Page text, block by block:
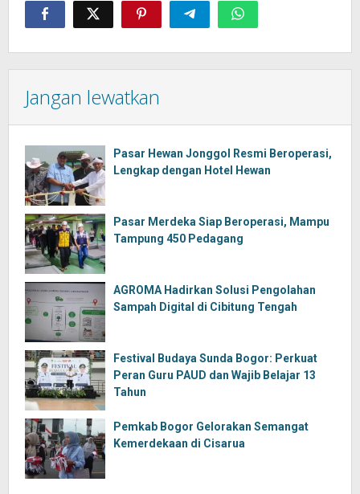
Jangan lewatkan
Pasar Hewan Jonggol Resmi Beroperasi,
Lengkap dengan Hotel Hewan
Pasar Merdeka Siap Beroperasi, Mampu
Tampung 450 Pedagang
AGROMA Hadirkan Solusi Pengolahan
Sampah Digital di Cibitung Tengah
Festival Budaya Sunda Bogor: Perkuat
Peran Guru PAUD dan Wajib Belajar 13
Tahun
Pemkab Bogor Gelorakan Semangat
Kemerdekaan di Cisarua